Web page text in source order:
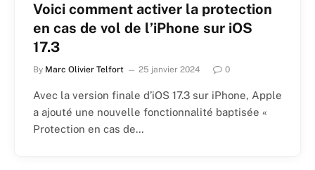
Voici comment activer la protection
en cas de vol de l’iPhone sur iOS
17.3
By Marc Olivier Telfort 25 janvier 2024 0
Avec la version finale d’iOS 17.3 sur iPhone, Apple
a ajouté une nouvelle fonctionnalité baptisée «
Protection en cas de…